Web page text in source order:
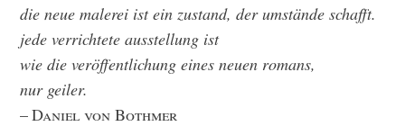
die neue malerei ist ein zustand, der umstände schafft.
jede verrichtete ausstellung ist
wie die veröffentlichung eines neuen romans,
nur geiler.
–Daniel von Bothmer